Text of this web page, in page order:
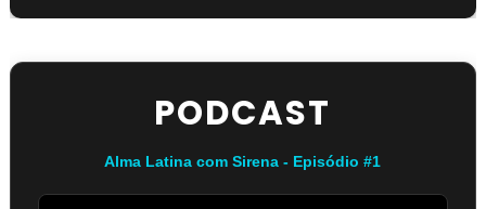
PODCAST
Alma Latina com Sirena - Episódio #1